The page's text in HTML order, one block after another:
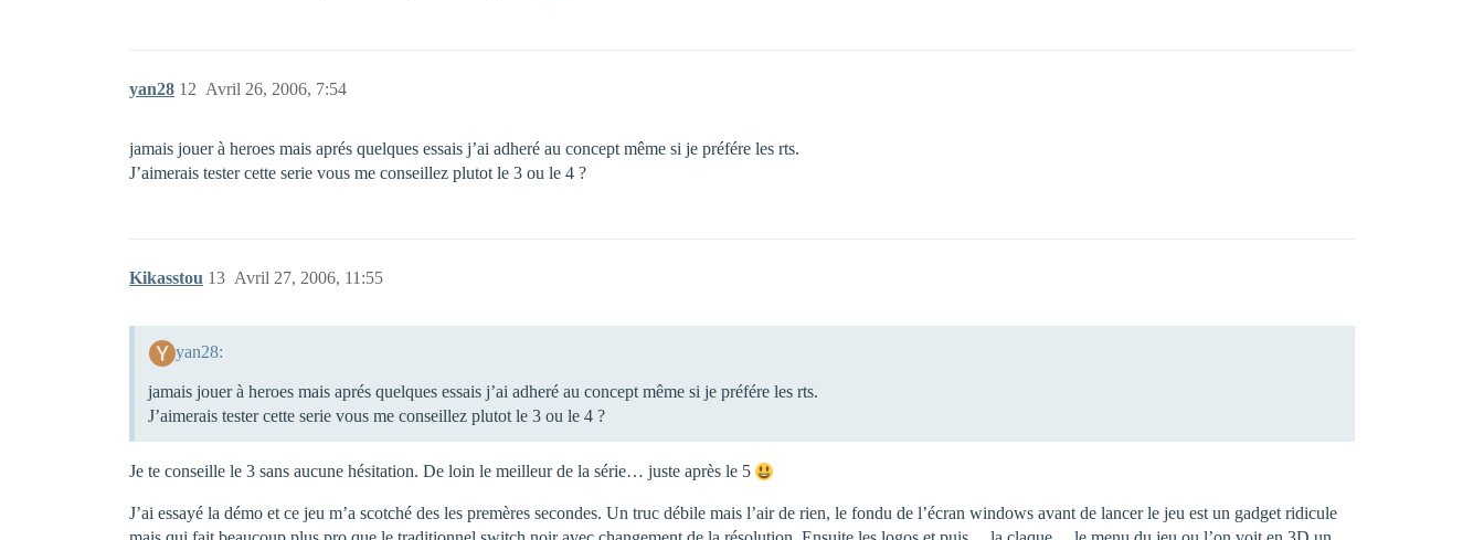
yan28 Avril 26, 2006, 7:54
12
jamais jouer à heroes mais aprés quelques essais j’ai adheré au concept même si je préfére les rts.
J’aimerais tester cette serie vous me conseillez plutot le 3 ou le 4 ?
Kikasstou Avril 27, 2006, 11:55
13
yan28:
jamais jouer à heroes mais aprés quelques essais j’ai adheré au concept même si je préfére les rts.
J’aimerais tester cette serie vous me conseillez plutot le 3 ou le 4 ?
Je te conseille le 3 sans aucune hésitation. De loin le meilleur de la série… juste après le 5
J’ai essayé la démo et ce jeu m’a scotché des les premères secondes. Un truc débile mais l’air de rien, le fondu de l’écran windows avant de lancer le jeu est un gadget ridicule